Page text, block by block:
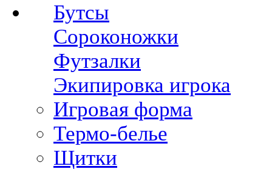
Бутсы
Сороконожки
Футзалки
Экипировка игрока
Игровая форма
Термо-белье
Щитки